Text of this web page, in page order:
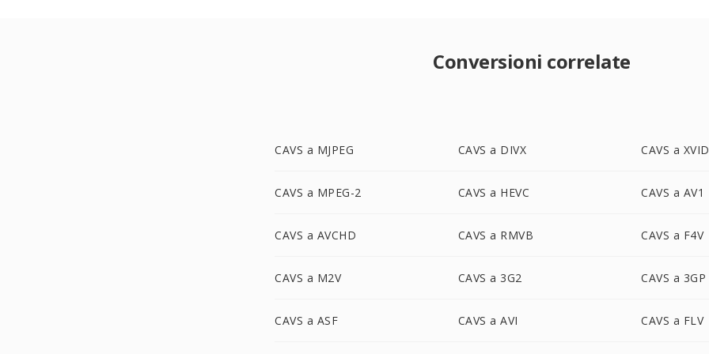
Conversioni correlate
CAVS a MJPEG CAVS a DIVX CAVS a XVID
CAVS a MPEG-2 CAVS a HEVC CAVS a AV1
CAVS a AVCHD CAVS a RMVB CAVS a F4V
CAVS a M2V CAVS a 3G2 CAVS a 3GP
CAVS a ASF CAVS a AVI CAVS a FLV